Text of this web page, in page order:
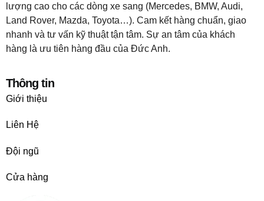
lượng cao cho các dòng xe sang (Mercedes, BMW, Audi,
Land Rover, Mazda, Toyota…). Cam kết hàng chuẩn, giao
nhanh và tư vấn kỹ thuật tận tâm. Sự an tâm của khách
hàng là ưu tiên hàng đầu của Đức Anh.
Thông tin
Giới thiệu
Liên Hệ
Đội ngũ
Cửa hàng